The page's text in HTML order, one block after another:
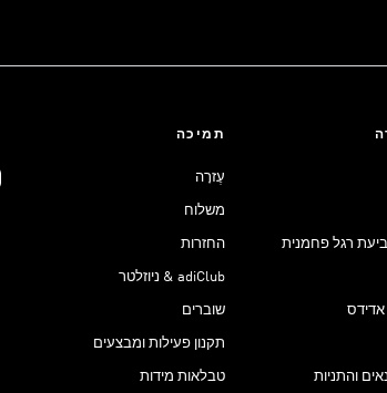
רגל פחמנית
אדידס
תמיכה
עֶזרָה
משלוח
החזרות
adiClub & ניוזלטר
שוברים
תקנון פעילות ומבצעים
טבלאות מידות